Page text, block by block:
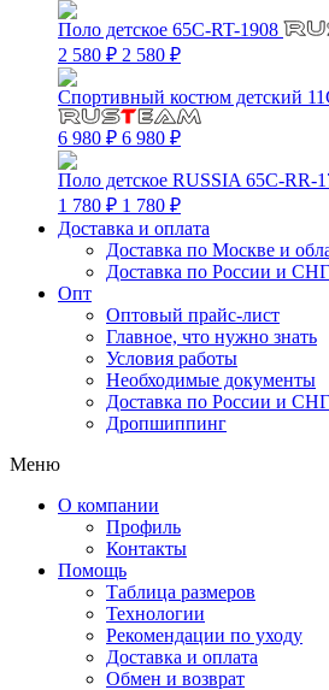
Поло детское 65C-RT-1908
2 580 ₽ 2 580 ₽
Спортивный костюм детский
6 980 ₽ 6 980 ₽
Поло детское RUSSIA 65C-RR-
1 780 ₽ 1 780 ₽
Доставка и оплата
Доставка по Москве и
Доставка по России и СНГ
Опт
Оптовый прайс-лист
Главное, что нужно знать
Условия работы
Необходимые документы
Доставка по России и СНГ
Дропшиппинг
Меню
О компании
Профиль
Контакты
Помощь
Таблица размеров
Технологии
Рекомендации по уходу
Доставка и оплата
Обмен и возврат